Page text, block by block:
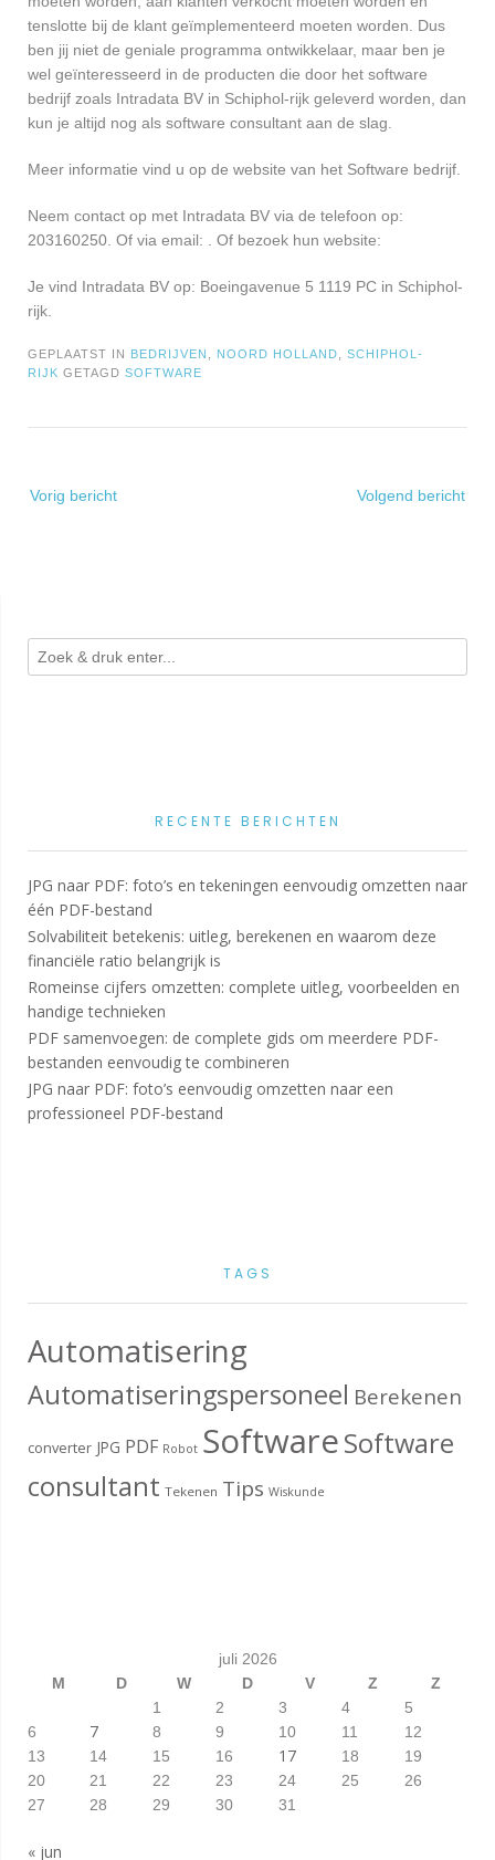
tenslotte bij de klant geïmplementeerd moeten worden. Dus
ben jij niet de geniale programma ontwikkelaar, maar ben je
wel geïnteresseerd in de producten die door het software
bedrijf zoals Intradata BV in Schiphol-rijk geleverd worden, dan
kun je altijd nog als software consultant aan de slag.
Meer informatie vind u op de website van het Software bedrijf.
Neem contact op met Intradata BV via de telefoon op:
203160250. Of via email:
. Of bezoek hun website:
Je vind Intradata BV op: Boeingavenue 5 1119 PC in Schiphol-
rijk.
GEPLAATST IN BEDRIJVEN NOORD HOLLAND
SCHIPHOL-
RIJK GETAGD SOFTWARE
navigatie
Vorig bericht Volgend bericht
RECENTE BERICHTEN
JPG naar PDF: foto’s en tekeningen eenvoudig omzetten naar
één PDF-bestand
Solvabiliteit betekenis: uitleg, berekenen en waarom deze
financiële ratio belangrijk is
Romeinse cijfers omzetten: complete uitleg, voorbeelden en
handige technieken
PDF samenvoegen: de complete gids om meerdere PDF-
bestanden eenvoudig te combineren
JPG naar PDF: foto’s eenvoudig omzetten naar een
professioneel PDF-bestand
TAGS
Automatisering
Automatiseringspersoneel Berekenen
converter JPG PDF Robot SoftwareSoftware
consultant Tekenen Tips Wiskunde
juli 2026
M
D W D V Z
Z
1
2 3 4
5
6
7 8 9 10 11
12
13
14 15 16 17 18
19
20
21 22 23 24 25
26
27
28 29 30 31
« jun